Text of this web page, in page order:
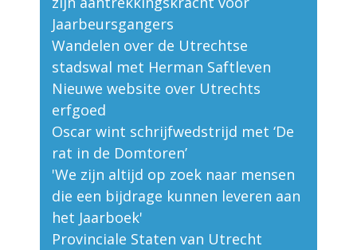
Jaarbeursgangers
Wandelen over de Utrechtse
stadswal met Herman Saftleven
Nieuwe website over Utrechts
erfgoed
Oscar wint schrijfwedstrijd met ‘De
rat in de Domtoren’
'We zijn altijd op zoek naar mensen
die een bijdrage kunnen leveren aan
het Jaarboek'
Provinciale Staten van Utrecht